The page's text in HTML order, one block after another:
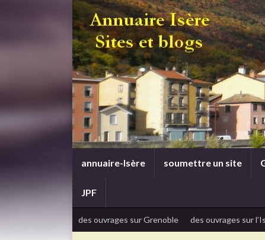
annuaire-Isère soumettre un site
JPF
des ouvrages sur Grenoble des ouvrages sur